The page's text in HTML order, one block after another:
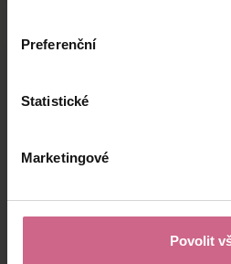
Preferenční
Statistické
Marketingové
Povolit